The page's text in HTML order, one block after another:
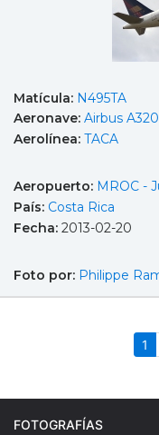
Matícula: N495TA
Aeronave: Airbus
Aerolínea: TACA
Aeropuerto: MROC -
País: Costa Rica
Fecha: 2013-02-20
Foto por: Philippe
1
FOTOGRAFÍAS